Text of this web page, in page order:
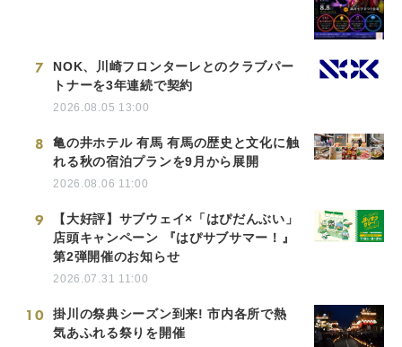
7
NOK、川崎フロンターレとのクラブパー
トナーを3年連続で契約
2026.08.05 13:00
8
亀の井ホテル 有馬 有馬の歴史と文化に触
れる秋の宿泊プランを9月から展開
2026.08.06 11:00
9
【大好評】サブウェイ×「はぴだんぶい」
店頭キャンペーン 『はぴサブサマー！』
第2弾開催のお知らせ
2026.07.31 11:00
10
掛川の祭典シーズン到来! 市内各所で熱
気あふれる祭りを開催